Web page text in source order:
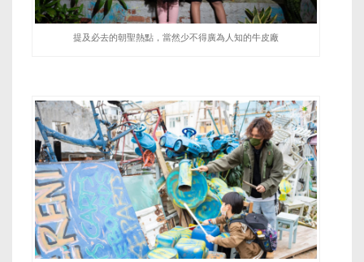
提及必去的朝聖熱點，當然少不得廣為人知的牛皮廠